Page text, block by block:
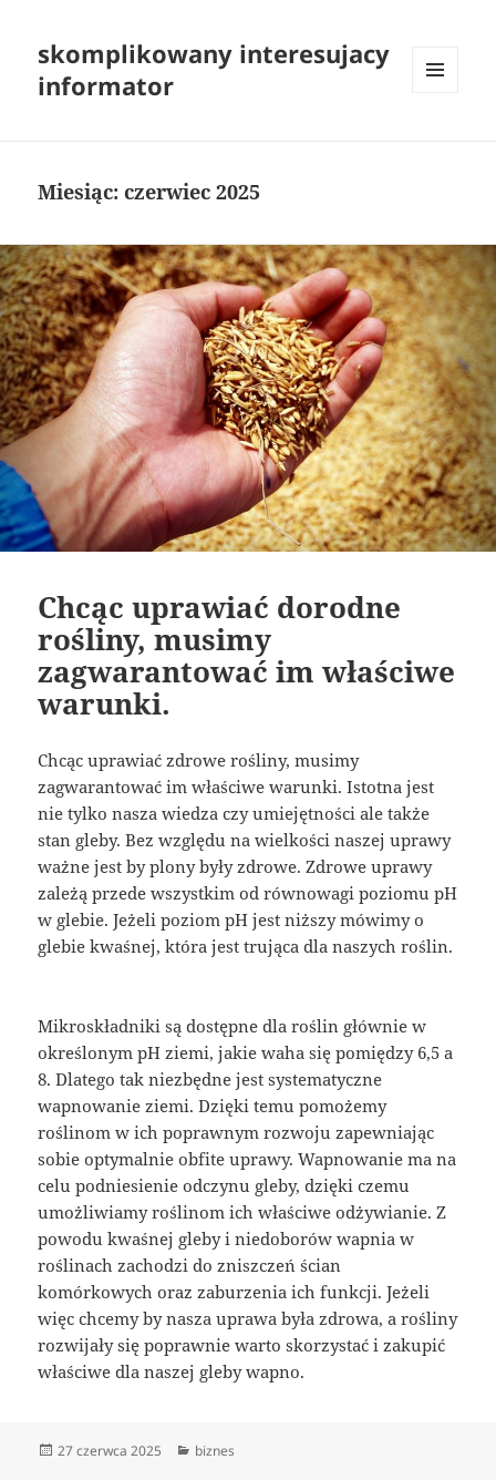
skomplikowany interesujacy
informator
Miesiąc:czerwiec 2025
Chcąc uprawiać dorodne
rośliny, musimy
zagwarantować im właściwe
warunki.
Chcąc uprawiać zdrowe rośliny, musimy
zagwarantować im właściwe warunki. Istotna jest
nie tylko nasza wiedza czy umiejętności ale także
stan gleby. Bez względu na wielkości naszej uprawy
ważne jest by plony były zdrowe. Zdrowe uprawy
zależą przede wszystkim od równowagi poziomu pH
w glebie. Jeżeli poziom pH jest niższy mówimy o
glebie kwaśnej, która jest trująca dla naszych roślin.
Mikroskładniki są dostępne dla roślin głównie w
określonym pH ziemi, jakie waha się pomiędzy 6,5 a
8. Dlatego tak niezbędne jest systematyczne
wapnowanie ziemi. Dzięki temu pomożemy
roślinom w ich poprawnym rozwoju zapewniając
sobie optymalnie obfite uprawy. Wapnowanie ma na
celu podniesienie odczynu gleby, dzięki czemu
umożliwiamy roślinom ich właściwe odżywianie. Z
powodu kwaśnej gleby i niedoborów wapnia w
roślinach zachodzi do zniszczeń ścian
komórkowych oraz zaburzenia ich funkcji. Jeżeli
więc chcemy by nasza uprawa była zdrowa, a rośliny
rozwijały się poprawnie warto skorzystać i zakupić
właściwe dla naszej gleby wapno.
Data
27 czerwca 2025 Kategorie
biznes